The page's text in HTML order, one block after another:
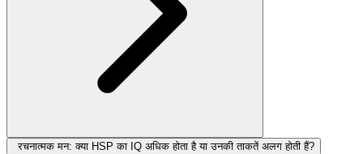
रचनात्मक मन: क्या HSP का IQ अधिक होता है या उनकी ताकतें अलग होती हैं?